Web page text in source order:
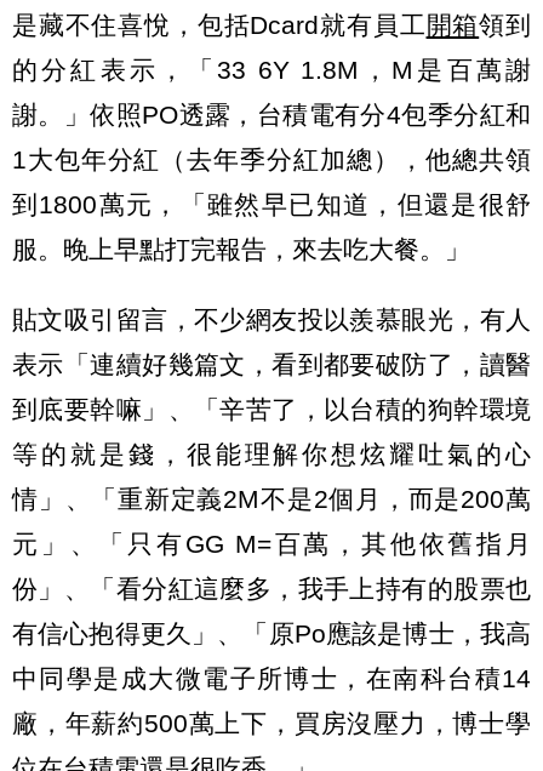
是藏不住喜悅，包括Dcard就有員工開箱領到
的分紅表示，「33 6Y 1.8M，M是百萬謝
謝。」依照PO透露，台積電有分4包季分紅和
1大包年分紅（去年季分紅加總），他總共領
到1800萬元，「雖然早已知道，但還是很舒
服。晚上早點打完報告，來去吃大餐。」
貼文吸引留言，不少網友投以羨慕眼光，有人
表示「連續好幾篇文，看到都要破防了，讀醫
到底要幹嘛」、「辛苦了，以台積的狗幹環境
等的就是錢，很能理解你想炫耀吐氣的心
情」、「重新定義2M不是2個月，而是200萬
元」、「只有GG M=百萬，其他依舊指月
份」、「看分紅這麼多，我手上持有的股票也
有信心抱得更久」、「原Po應該是博士，我高
中同學是成大微電子所博士，在南科台積14
廠，年薪約500萬上下，買房沒壓力，博士學